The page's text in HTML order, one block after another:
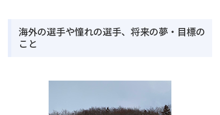
海外の選手や憧れの選手、将来の夢・目標の
こと